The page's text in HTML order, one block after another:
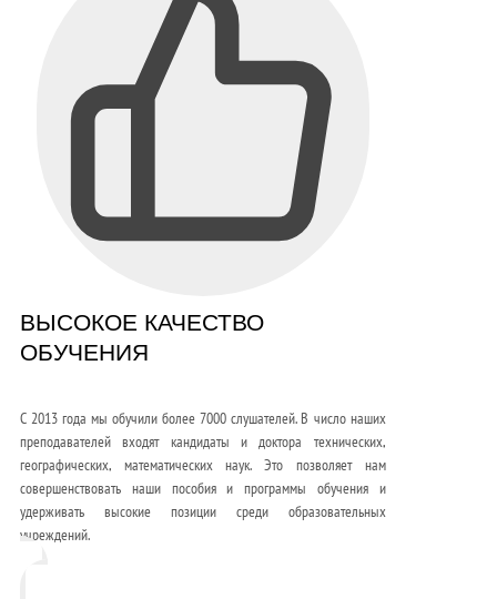
ВЫСОКОЕ КАЧЕСТВО
ОБУЧЕНИЯ
С 2013 года мы обучили более 7000 слушателей. В число наших
преподавателей входят кандидаты и доктора технических,
географических, математических наук. Это позволяет нам
совершенствовать наши пособия и программы обучения и
удерживать высокие позиции среди образовательных
учреждений.